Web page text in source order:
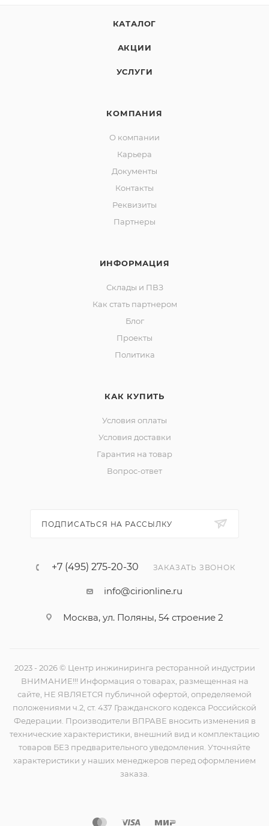
КАТАЛОГ
АКЦИИ
УСЛУГИ
КОМПАНИЯ
О компании
Карьера
Документы
Контакты
Реквизиты
Партнеры
ИНФОРМАЦИЯ
Склады и ПВЗ
Как стать партнером
Блог
Проекты
Политика
КАК КУПИТЬ
Условия оплаты
Условия доставки
Гарантия на товар
Вопрос-ответ
ПОДПИСАТЬСЯ НА РАССЫЛКУ
+7 (495) 275-20-30 ЗАКАЗАТЬ ЗВОНОК
info@cirionline.ru
Москва, ул. Поляны, 54 строение 2
2023 - 2026 © Центр инжиниринга ресторанной индустрии
ВНИМАНИЕ!!! Информация о товарах, размещенная на
сайте, НЕ ЯВЛЯЕТСЯ публичной офертой, определяемой
положениями ч.2, ст. 437 Гражданского кодекса Российской
Федерации. Производители ВПРАВЕ вносить изменения в
технические характеристики, внешний вид и комплектацию
товаров БЕЗ предварительного уведомления. Уточняйте
характеристики у наших менеджеров перед оформлением
заказа.